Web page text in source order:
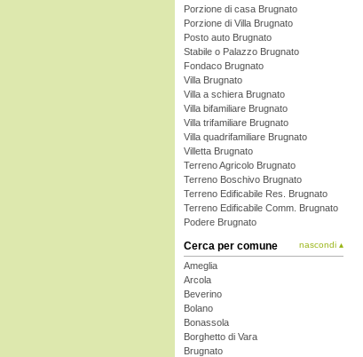
Porzione di casa Brugnato
Porzione di Villa Brugnato
Posto auto Brugnato
Stabile o Palazzo Brugnato
Fondaco Brugnato
Villa Brugnato
Villa a schiera Brugnato
Villa bifamiliare Brugnato
Villa trifamiliare Brugnato
Villa quadrifamiliare Brugnato
Villetta Brugnato
Terreno Agricolo Brugnato
Terreno Boschivo Brugnato
Terreno Edificabile Res. Brugnato
Terreno Edificabile Comm. Brugnato
Podere Brugnato
Cerca per comune nascondi ▴
Ameglia
Arcola
Beverino
Bolano
Bonassola
Borghetto di Vara
Brugnato